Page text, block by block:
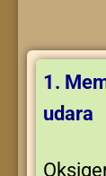
1.
udara